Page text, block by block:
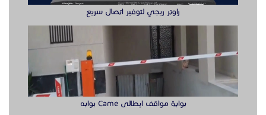
زحليقة مائيه نطيطات أطفال هوائيه